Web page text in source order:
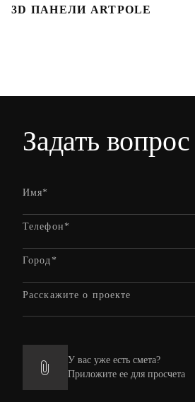
3D ПАНЕЛИ ARTPOLE
Задать вопрос
У вас уже есть смета?
Приложите ее для просчета